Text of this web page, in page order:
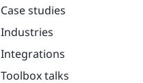
Case studies
Industries
Integrations
Toolbox talks